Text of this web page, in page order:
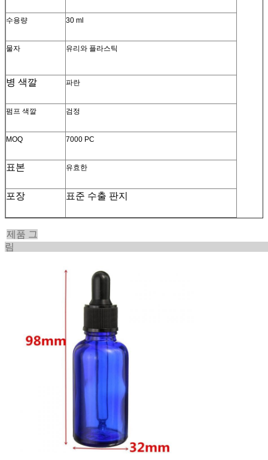
수용량 30 ml
물자 유리와 플라스틱
병 색깔 파란
펌프 색깔 검정
MOQ 7000 PC
표본 유효한
포장 표준 수출 판지
제품 그